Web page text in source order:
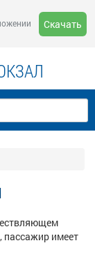
Скачать
пассажир имеет